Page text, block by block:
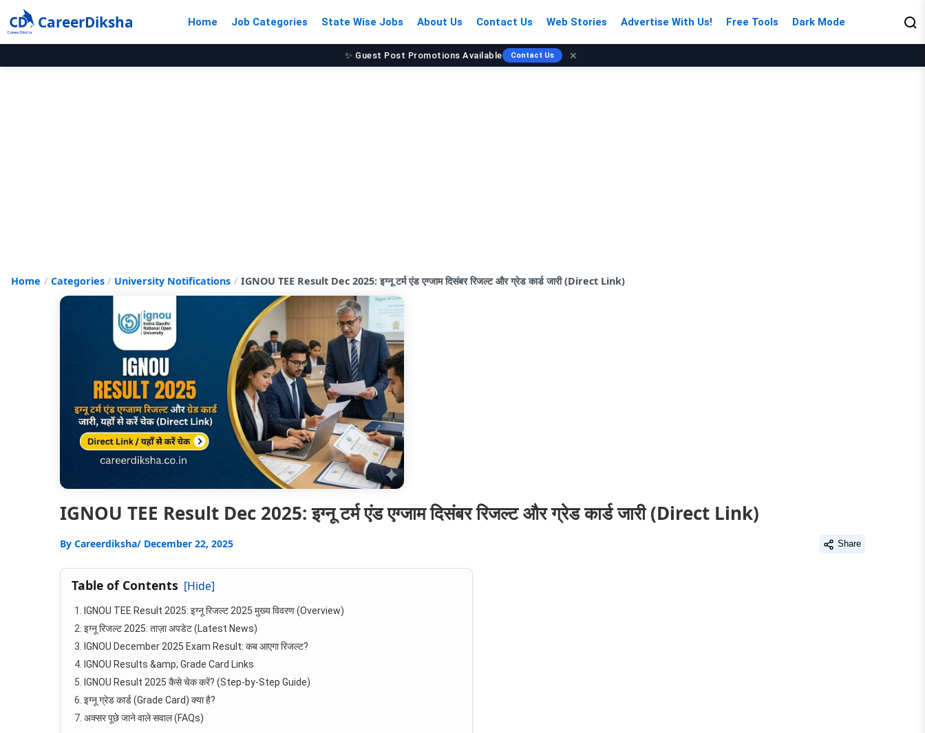
CareerDiksha Home Job Categories State Wise Jobs About Us Contact Us Web Stories Advertise With Us! Free Tools Dark Mode
✨ Guest Post Promotions Available Contact Us ✕
Home Categories University Notifications IGNOU TEE Result Dec 2025: इग्नू टर्म एंड एग्जाम दिसंबर रिजल्ट और ग्रेड कार्ड जारी (Direct Link)
IGNOU TEE Result Dec 2025: इग्नू टर्म एंड एग्जाम दिसंबर रिजल्ट और ग्रेड कार्ड जारी (Direct Link)
By Careerdiksha/ December 22, 2025 Share
Table of Contents [Hide]
IGNOU TEE Result 2025: इग्नू रिजल्ट 2025 मुख्य विवरण (Overview)
इग्नू रिजल्ट 2025: ताज़ा अपडेट (Latest News)
IGNOU December 2025 Exam Result: कब आएगा रिजल्ट?
IGNOU Results &amp; Grade Card Links
IGNOU Result 2025 कैसे चेक करें? (Step-by-Step Guide)
इग्नू ग्रेड कार्ड (Grade Card) क्या है?
अक्सर पूछे जाने वाले सवाल (FAQs)